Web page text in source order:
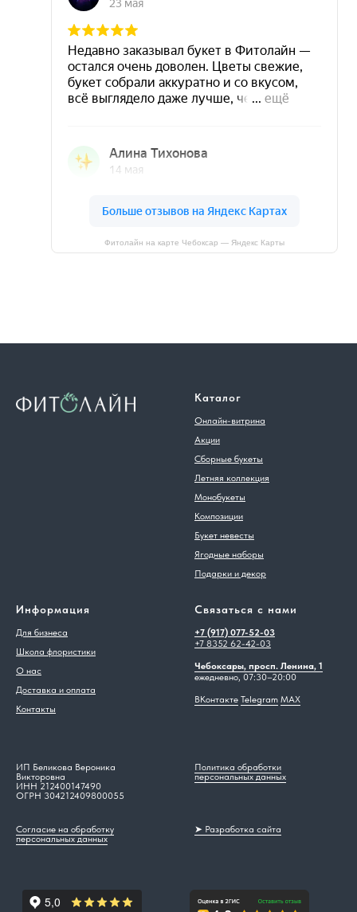
Фитолайн на карте Чебоксар — Яндекс Карты
Каталог
Онлайн-витрина
Акции
Сборные букеты
Летняя коллекция
Монобукеты
Композиции
Букет невесты
Ягодные наборы
Подарки и декор
Информация
Для бизнеса
Школа флористики
О нас
Доставка и оплата
Контакты
Связаться с нами
+7 (917) 077-52-03
+7 8352 62-42-03
Чебоксары, просп. Ленина, 1
ежедневно, 07:30–20:00
ВКонтакте Telegram MAX
ИП Беликова Вероника
Викторовна
ИНН 212400147490
ОГРН 304212409800055
Политика обработки
персональных данных
Согласие на обработку
персональных данных
➤ Разработка сайта